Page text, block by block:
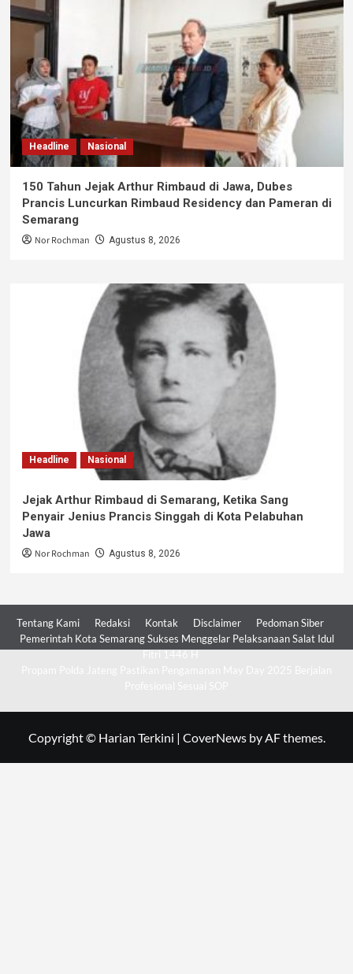
Headline Nasional
150 Tahun Jejak Arthur Rimbaud di Jawa, Dubes
Prancis Luncurkan Rimbaud Residency dan Pameran di
Semarang
Nor Rochman Agustus 8, 2026
Headline Nasional
Jejak Arthur Rimbaud di Semarang, Ketika Sang
Penyair Jenius Prancis Singgah di Kota Pelabuhan
Jawa
Nor Rochman Agustus 8, 2026
Tentang Kami Redaksi Kontak Disclaimer
Pedoman Siber
Pemerintah Kota Semarang Sukses Menggelar Pelaksanaan Salat Idul
Copyright © Harian Terkini | CoverNewsby AF themes.